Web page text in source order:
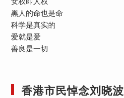
黑人的命也是命
科学是真实的
爱就是爱
善良是一切
香港市民悼念刘晓波